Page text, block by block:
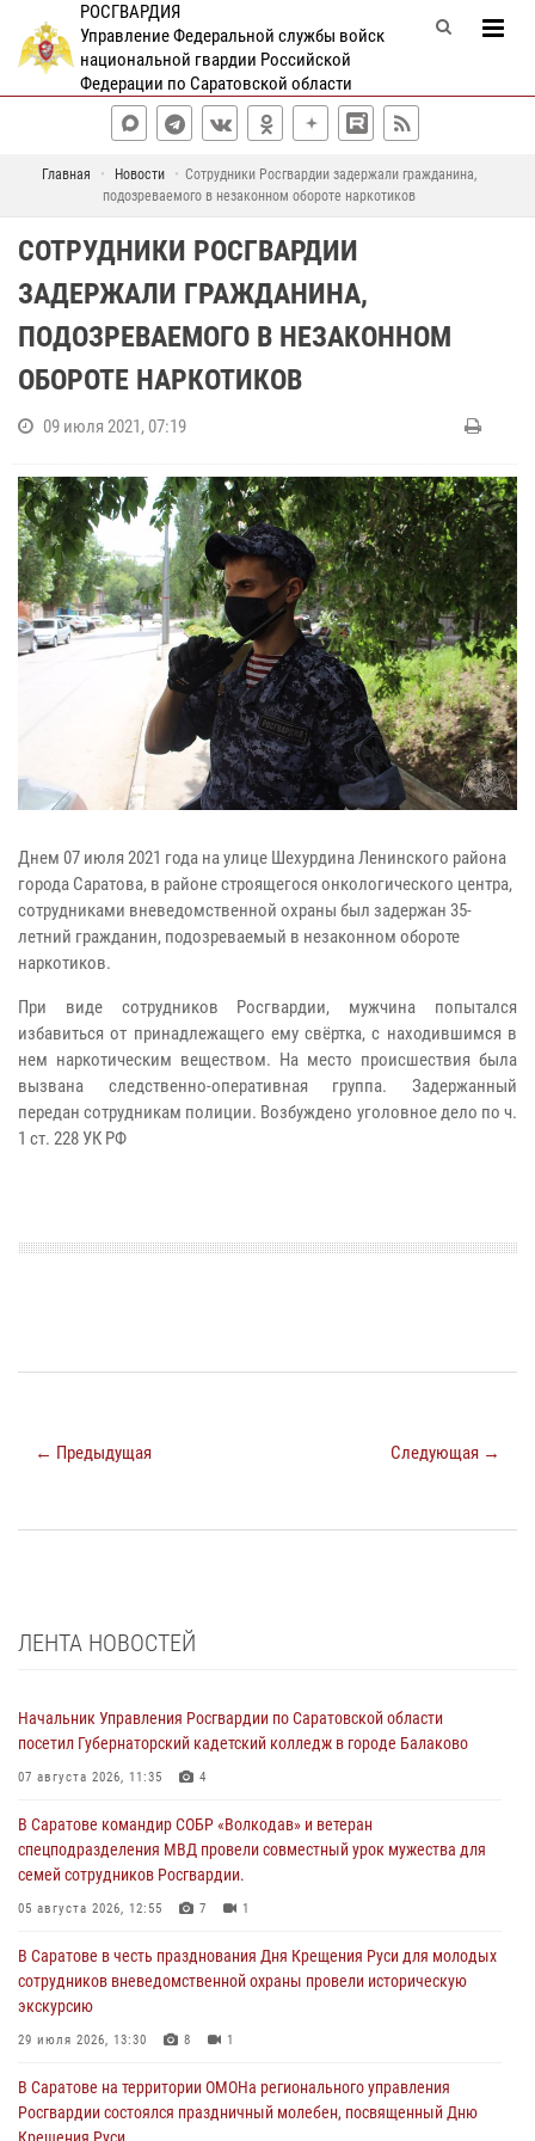
РОСГВАРДИЯ
Управление Федеральной службы войск
национальной гвардии Российской
Федерации по Саратовской области
Главная Новости
Сотрудники Росгвардии задержали гражданина,
подозреваемого в незаконном обороте наркотиков
СОТРУДНИКИ РОСГВАРДИИ
ЗАДЕРЖАЛИ ГРАЖДАНИНА,
ПОДОЗРЕВАЕМОГО В НЕЗАКОННОМ
ОБОРОТЕ НАРКОТИКОВ
09 июля 2021, 07:19
Днем 07 июля 2021 года на улице Шехурдина Ленинского района
города Саратова, в районе строящегося онкологического центра,
сотрудниками вневедомственной охраны был задержан 35-
летний гражданин, подозреваемый в незаконном обороте
наркотиков.
При виде сотрудников Росгвардии, мужчина попытался
избавиться от принадлежащего ему свёртка, с находившимся в
нем наркотическим веществом. На место происшествия была
вызвана следственно-оперативная группа. Задержанный
передан сотрудникам полиции. Возбуждено уголовное дело по ч.
1 ст. 228 УК РФ
← Предыдущая Следующая →
ЛЕНТА НОВОСТЕЙ
Начальник Управления Росгвардии по Саратовской области
посетил Губернаторский кадетский колледж в городе Балаково
07 августа 2026, 11:35 4
В Саратове командир СОБР «Волкодав» и ветеран
спецподразделения МВД провели совместный урок мужества для
семей сотрудников Росгвардии.
05 августа 2026, 12:55 7 1
В Саратове в честь празднования Дня Крещения Руси для молодых
сотрудников вневедомственной охраны провели историческую
экскурсию
29 июля 2026, 13:30 8 1
В Саратове на территории ОМОНа регионального управления
Росгвардии состоялся праздничный молебен, посвященный Дню
Крещения Руси